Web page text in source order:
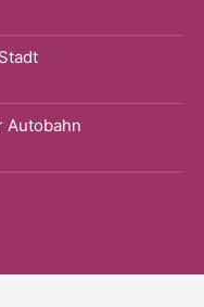
Autobahn